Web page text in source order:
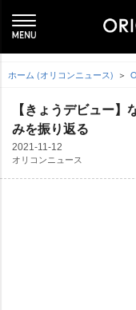
ホーム (オリコンニュース)
【きょうデビュー
みを振り返る
2021-11-12
オリコンニュース